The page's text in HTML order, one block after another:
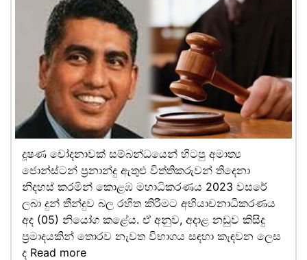
දූෂණ චෝදනාවක් සම්බන්ධයෙන් හිටපු අමාත්‍ය
ජොන්ස්ටන් ප්‍රනාන්දු ඇතුළු විත්තිකරුවන් තිදෙනා
නිදහස් කරමින් කොළඹ මහාධිකරණය 2023 වසරේ
ලබා දුන් තීන්දුව බල රහිත කිරීමට අභියාචනාධිකරණය
අද (05) නියෝග කළේය. ඒ අනුව, අදාළ නඩුව කිසිදු
ප්‍රමාදයකින් තොරව නැවත විභාගය සඳහා කැඳවන ලෙස
ද Read more